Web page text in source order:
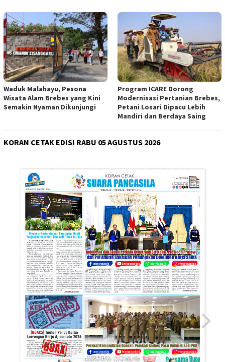
Waduk Malahayu, Pesona
Wisata Alam Brebes yang Kini
Semakin Nyaman Dikunjungi
Program ICARE Dorong
Modernisasi Pertanian Brebes,
Petani Losari Dipacu Lebih
Mandiri dan Berdaya Saing
KORAN CETAK EDISI RABU 05 AGUSTUS 2026